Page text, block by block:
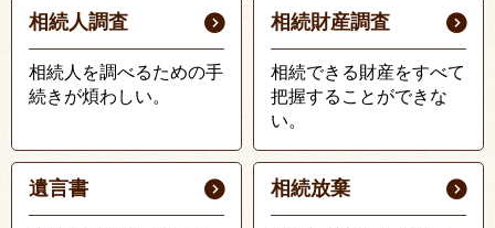
相続人調査
相続人を調べるための手
続きが煩わしい。
相続財産調査
相続できる財産をすべて
把握することができな
い。
遺言書 相続放棄